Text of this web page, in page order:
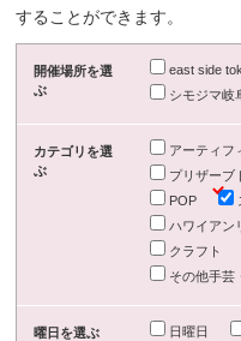
することができます。
開催場所を選
ぶ
east side
シモジマ岐
カテゴリを選
ぶ
アーティフ
プリザーブ
POP
ハワイアン
クラフト
その他手芸
曜日を選ぶ 日曜日